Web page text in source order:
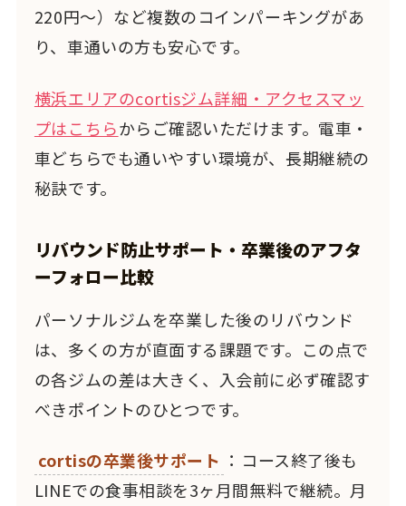
220円〜）など複数のコインパーキングがあ
り、車通いの方も安心です。
横浜エリアのcortisジム詳細・アクセスマッ
プはこちらからご確認いただけます。電車・
車どちらでも通いやすい環境が、長期継続の
秘訣です。
リバウンド防止サポート・卒業後のアフタ
ーフォロー比較
パーソナルジムを卒業した後のリバウンド
は、多くの方が直面する課題です。この点で
の各ジムの差は大きく、入会前に必ず確認す
べきポイントのひとつです。
cortisの卒業後サポート ：コース終了後も
LINEでの食事相談を3ヶ月間無料で継続。月